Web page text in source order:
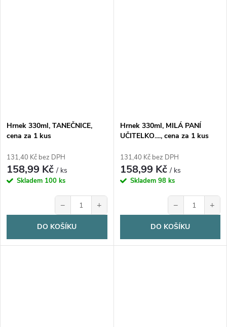
Hrnek 330ml, TANEČNICE,
cena za 1 kus
131,40 Kč bez DPH
158,99 Kč/ ks
Skladem 100 ks
− +
DO KOŠÍKU
Hrnek 330ml, MILÁ PANÍ
UČITELKO...., cena za 1 kus
131,40 Kč bez DPH
158,99 Kč/ ks
Skladem 98 ks
− +
DO KOŠÍKU